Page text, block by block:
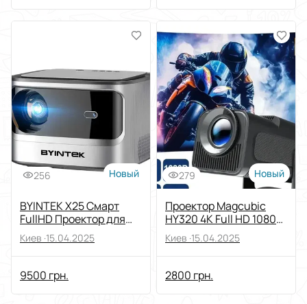
256 Новый
BYINTEK X25 Смарт
FullHD Проектор для
дому 4K WiFi Проєктор
Android
Киев ·15.04.2025
9500 грн.
279 Новый
Проектор Magcubic
HY320 4K Full HD 1080P,
Android 11, 390ANSI,
Wifi6
Киев ·15.04.2025
2800 грн.